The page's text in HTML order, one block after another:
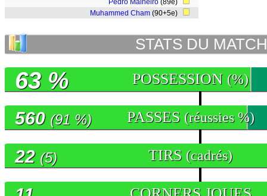
Pedro Malheiro (89e)
Muhammed Cham (90+5e)
STATS DU MATCH
POSSESSION (%)
63 %
PASSES (réussies %)
560 (91 %)
TIRS (cadrés)
22 (5)